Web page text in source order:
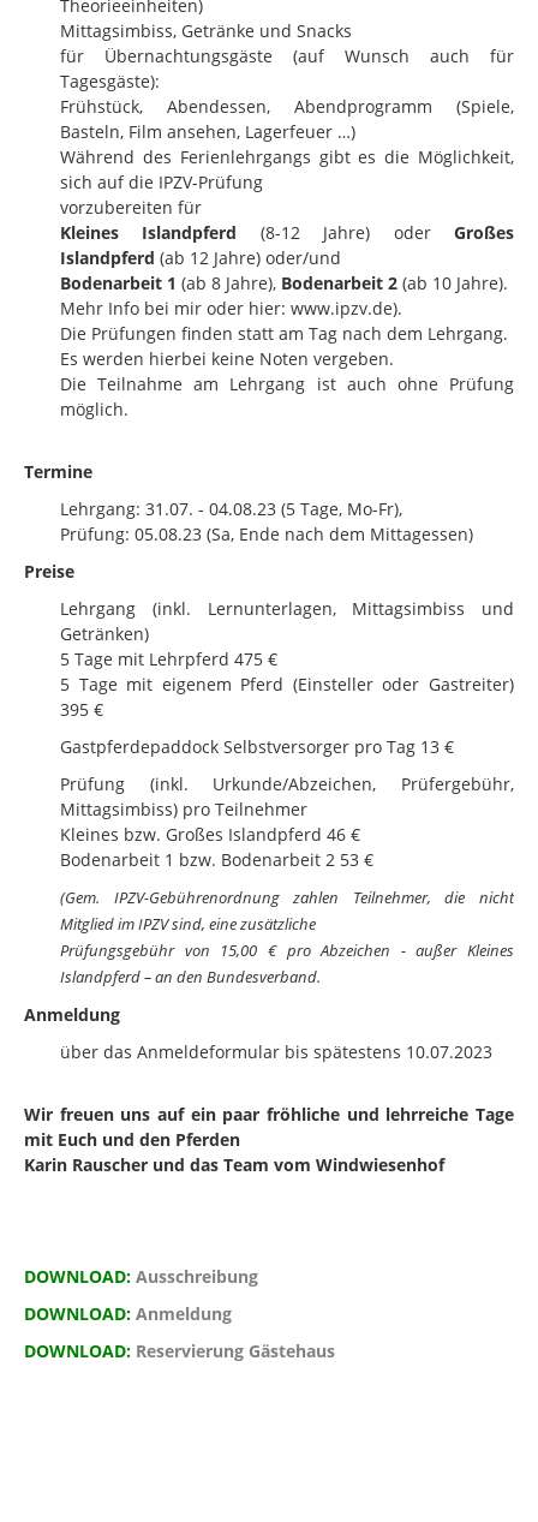
Theorieeinheiten)
Mittagsimbiss, Getränke und Snacks
für Übernachtungsgäste (auf Wunsch auch für
Tagesgäste):
Frühstück, Abendessen, Abendprogramm (Spiele,
Basteln, Film ansehen, Lagerfeuer …)
Während des Ferienlehrgangs gibt es die Möglichkeit,
sich auf die IPZV-Prüfung
vorzubereiten für
Kleines Islandpferd (8-12 Jahre) oderGroßes
Islandpferd (ab 12 Jahre) oder/und
Bodenarbeit 1 (ab 8 Jahre), Bodenarbeit 2 (ab 10 Jahre).
Mehr Info bei mir oder hier: www.ipzv.de).
Die Prüfungen finden statt am Tag nach dem Lehrgang.
Es werden hierbei keine Noten vergeben.
Die Teilnahme am Lehrgang ist auch ohne Prüfung
möglich.
Termine
Lehrgang: 31.07. - 04.08.23 (5 Tage, Mo-Fr),
Prüfung: 05.08.23 (Sa, Ende nach dem Mittagessen)
Preise
Lehrgang (inkl. Lernunterlagen, Mittagsimbiss und
Getränken)
5 Tage mit Lehrpferd 475 €
5 Tage mit eigenem Pferd (Einsteller oder Gastreiter)
395 €
Gastpferdepaddock Selbstversorger pro Tag 13 €
Prüfung (inkl. Urkunde/Abzeichen, Prüfergebühr,
Mittagsimbiss) pro Teilnehmer
Kleines bzw. Großes Islandpferd 46 €
Bodenarbeit 1 bzw. Bodenarbeit 2 53 €
(Gem. IPZV-Gebührenordnung zahlen Teilnehmer, die nicht
Mitglied im IPZV sind, eine zusätzliche
Prüfungsgebühr von 15,00 € pro Abzeichen - außer Kleines
Islandpferd – an den Bundesverband.
Anmeldung
über das Anmeldeformular bis spätestens 10.07.2023
Wir freuen uns auf ein paar fröhliche und lehrreiche Tage
mit Euch und den Pferden
Karin Rauscher und das Team vom Windwiesenhof
DOWNLOAD: Ausschreibung
DOWNLOAD: Anmeldung
DOWNLOAD: Reservierung Gästehaus